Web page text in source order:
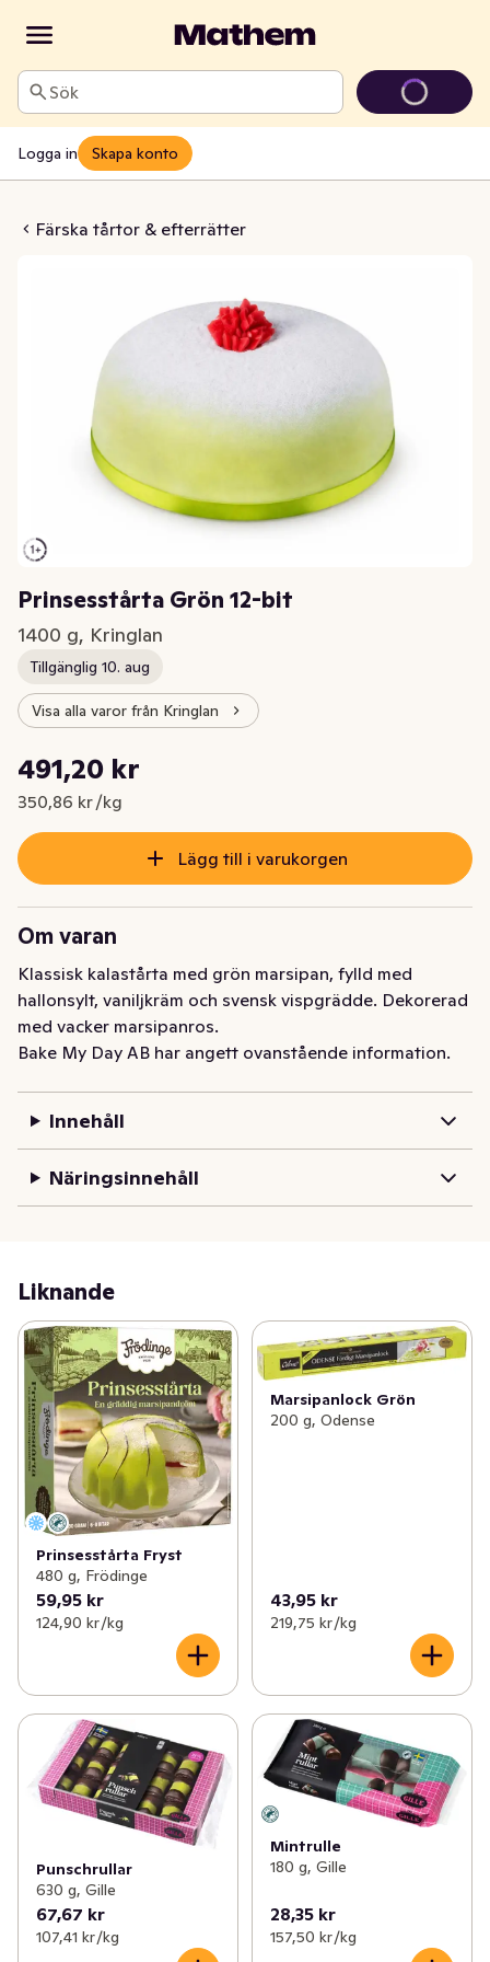
Sök
Logga in Skapa konto
Färska tårtor & efterrätter
Grön 12-bit
Prinsesstårta Grön 12-bit
1400 g, Kringlan
Tillgänglig 10. aug
Visa alla varor från Kringlan
Nuvarande pris är: 491,20 kr
491,20 kr
350,86 kr /kg
Styckpris: 350,86 kr /kg
Lägg till i varukorgen
Om varan
Klassisk kalastårta med grön marsipan, fylld med
hallonsylt, vaniljkräm och svensk vispgrädde. Dekorerad
med vacker marsipanros.
Bake My Day AB har angett ovanstående information.
Innehåll
Näringsinnehåll
Liknande
Prinsesstårta Fryst
480 g, Frödinge
59,95 kr
124,90 kr /kg
Marsipanlock Grön
200 g, Odense
43,95 kr
219,75 kr /kg
Punschrullar
630 g, Gille
67,67 kr
107,41 kr /kg
Mintrulle
180 g, Gille
28,35 kr
157,50 kr /kg